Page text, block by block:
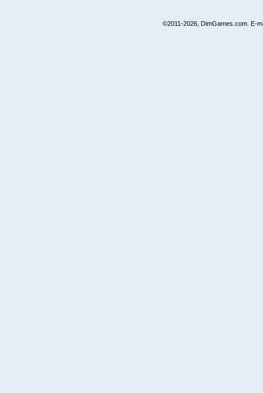
©2011-2026, DimGames.com. E-